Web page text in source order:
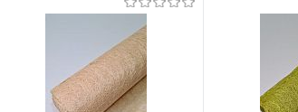
В корзину
Купить в 1 клик
Сравнение
В избранное
В наличии
Купить в 1
В